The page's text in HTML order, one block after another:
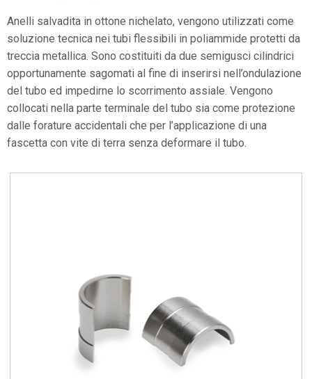
Anelli salvadita in ottone nichelato, vengono utilizzati come
soluzione tecnica nei tubi flessibili in poliammide protetti da
treccia metallica. Sono costituiti da due semigusci cilindrici
opportunamente sagomati al fine di inserirsi nell’ondulazione
del tubo ed impedirne lo scorrimento assiale. Vengono
collocati nella parte terminale del tubo sia come protezione
dalle forature accidentali che per l’applicazione di una
fascetta con vite di terra senza deformare il tubo.